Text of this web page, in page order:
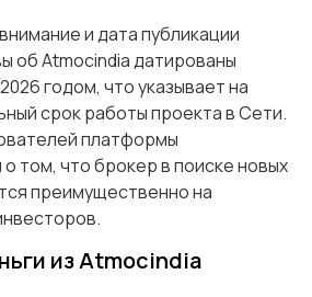
и дата публикации
об Atmocindia датированы
годом, что указывает на
срок работы проекта в Сети.
платформы
том, что брокер в поиске новых
преимущественно на
из Atmocindia